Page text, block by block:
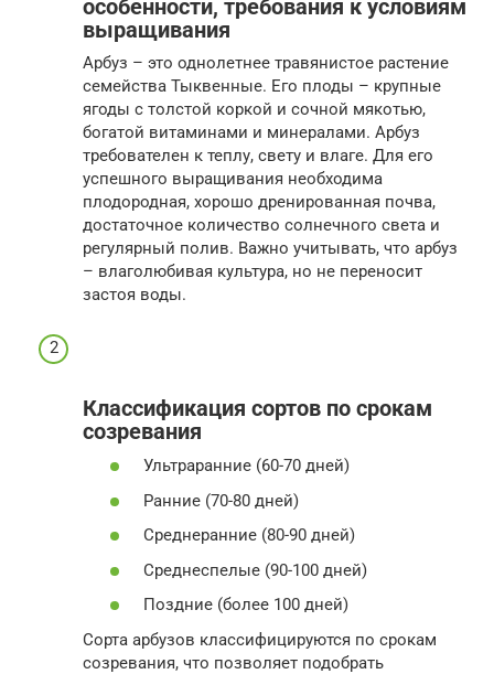
особенности, требования к условиям
выращивания
Арбуз – это однолетнее травянистое растение
семейства Тыквенные. Его плоды – крупные
ягоды с толстой коркой и сочной мякотью,
богатой витаминами и минералами. Арбуз
требователен к теплу, свету и влаге. Для его
успешного выращивания необходима
плодородная, хорошо дренированная почва,
достаточное количество солнечного света и
регулярный полив. Важно учитывать, что арбуз
– влаголюбивая культура, но не переносит
застоя воды.
Классификация сортов по срокам
созревания
Ультраранние (60-70 дней)
Ранние (70-80 дней)
Среднеранние (80-90 дней)
Среднеспелые (90-100 дней)
Поздние (более 100 дней)
Сорта арбузов классифицируются по срокам
созревания, что позволяет подобрать